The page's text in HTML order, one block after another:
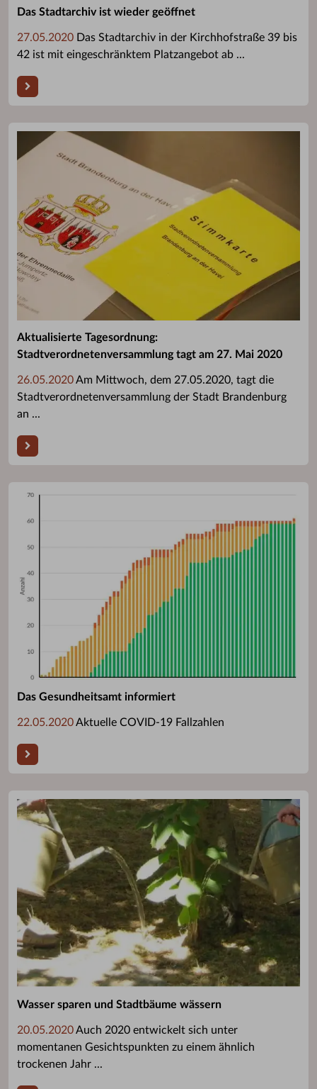
Das Stadtarchiv ist wieder geöffnet
27.05.2020 Das Stadtarchiv in der Kirchhofstraße 39 bis
42 ist mit eingeschränktem Platzangebot ab ...
Aktualisierte Tagesordnung:
Stadtverordnetenversammlung tagt am 27. Mai 2020
26.05.2020Am Mittwoch, dem 27.05.2020, tagt die
Stadtverordnetenversammlung der Stadt Brandenburg
an ...
Das Gesundheitsamt informiert
22.05.2020Aktuelle COVID-19 Fallzahlen
Wasser sparen und Stadtbäume wässern
20.05.2020Auch 2020 entwickelt sich unter
momentanen Gesichtspunkten zu einem ähnlich
trockenen Jahr ...